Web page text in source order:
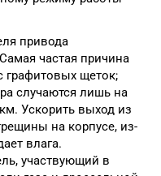
привода
частая причина
графитовых щеток;
случаются лишь на
Ускорить выход из
на корпусе, из-
влага.
участвующий в